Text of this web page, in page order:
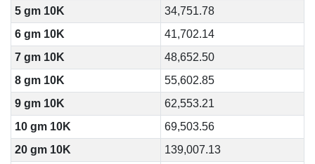
5 gm 10K
34,751.78
6 gm 10K
41,702.14
7 gm 10K
48,652.50
8 gm 10K
55,602.85
9 gm 10K
62,553.21
10 gm 10K
69,503.56
20 gm 10K
139,007.13